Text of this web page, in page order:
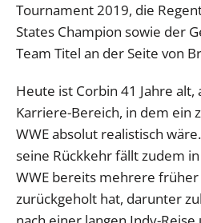
Tournament 2019, die
States Champion sowie der
Team Titel an der Seite von
Heute ist Corbin 41 Jahre alt,
Karriere-Bereich, in dem ein
WWE absolut realistisch
seine Rückkehr fällt zudem
WWE bereits mehrere
zurückgeholt hat, darunter